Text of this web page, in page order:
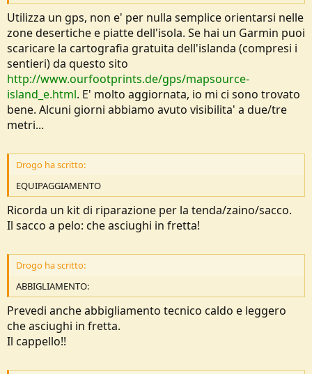
Utilizza un gps, non e' per nulla semplice orientarsi nelle
zone desertiche e piatte dell'isola. Se hai un Garmin puoi
scaricare la cartografia gratuita dell'islanda (compresi i
sentieri) da questo sito
http://www.ourfootprints.de/gps/mapsource-
island_e.html. E' molto aggiornata, io mi ci sono trovato
bene. Alcuni giorni abbiamo avuto visibilita' a due/tre
metri...
Drogo ha scritto:
EQUIPAGGIAMENTO
Ricorda un kit di riparazione per la tenda/zaino/sacco.
Il sacco a pelo: che asciughi in fretta!
Drogo ha scritto:
ABBIGLIAMENTO:
Prevedi anche abbigliamento tecnico caldo e leggero
che asciughi in fretta.
Il cappello!!